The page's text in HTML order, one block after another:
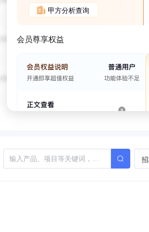
甲方分析查询
会员尊享权益